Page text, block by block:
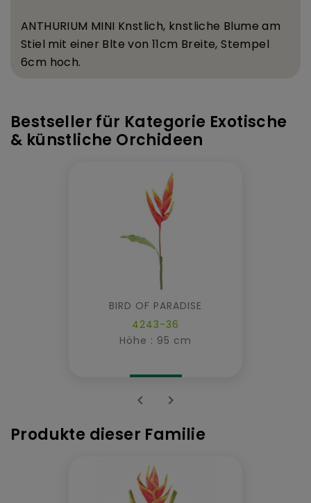
ANTHURIUM MINI Knstlich, knstliche Blume am
Stiel mit einer Blte von 11cm Breite, Stempel
6cm hoch.
Bestseller für Kategorie Exotische
& künstliche Orchideen
BIRD OF PARADISE
4243-36
Höhe : 95 cm
 
Produkte dieser Familie